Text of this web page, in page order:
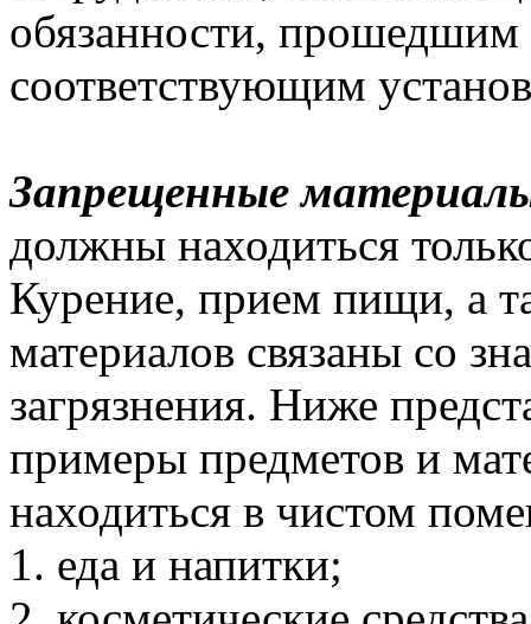
обязанности,
соответствующим
Запрещенные
должны находиться
Курение, прием пищи, а
материалов связаны со
загрязнения. Ниже
примеры предметов и
находиться в чистом
1. еда и напитки;